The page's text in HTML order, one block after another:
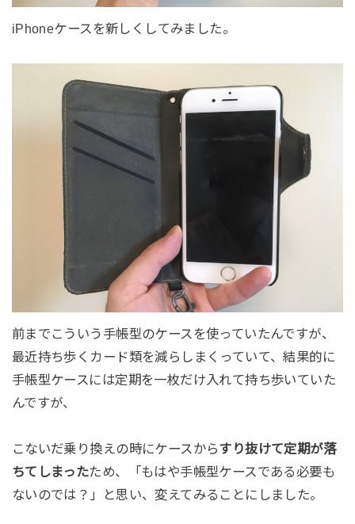
iPhoneケースを新しくしてみました。
前までこういう手帳型のケースを使っていたんですが、
最近持ち歩くカード類を減らしまくっていて、結果的に
手帳型ケースには定期を一枚だけ入れて持ち歩いていた
んですが、
こないだ乗り換えの時にケースからすり抜けて定期が落
ちてしまったため、「もはや手帳型ケースである必要も
ないのでは？」と思い、変えてみることにしました。